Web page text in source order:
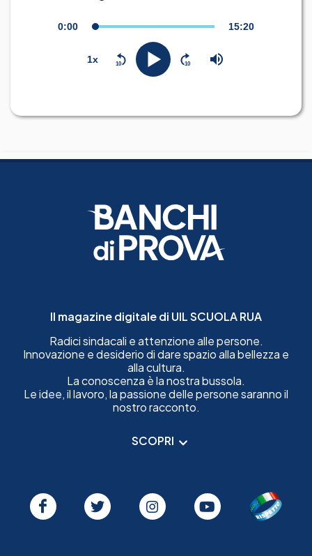
Il magazine digitale di UIL SCUOLA RUA
Radici sindacali e attenzione alle persone.
Innovazione e desiderio di dare spazio alla bellezza e
alla cultura.
La conoscenza è la nostra bussola.
Le idee, il lavoro, la passione delle persone saranno il
nostro racconto.
SCOPRI